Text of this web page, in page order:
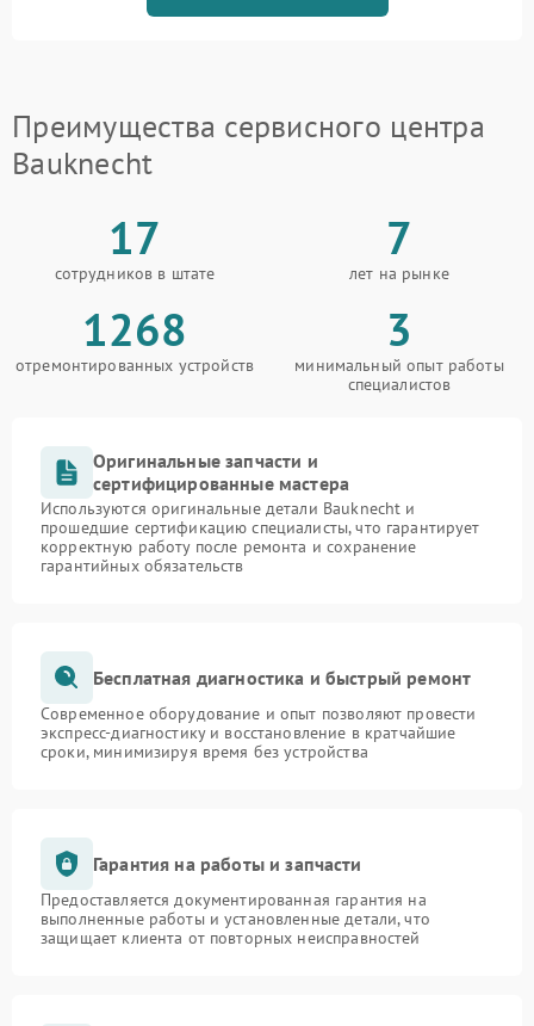
Преимущества сервисного центра
Bauknecht
17
сотрудников в штате
7
лет на рынке
1268
отремонтированных устройств
3
минимальный опыт работы
специалистов
Оригинальные запчасти и
сертифицированные мастера
Используются оригинальные детали Bauknecht и
прошедшие сертификацию специалисты, что гарантирует
корректную работу после ремонта и сохранение
гарантийных обязательств
Бесплатная диагностика и быстрый ремонт
Современное оборудование и опыт позволяют провести
экспресс-диагностику и восстановление в кратчайшие
сроки, минимизируя время без устройства
Гарантия на работы и запчасти
Предоставляется документированная гарантия на
выполненные работы и установленные детали, что
защищает клиента от повторных неисправностей